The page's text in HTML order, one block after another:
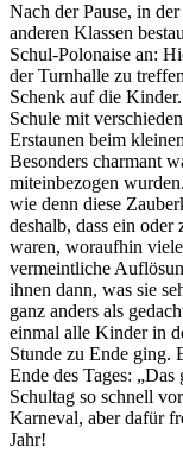
Nach der Pause, in
anderen Klassen
Schul-Polonaise an:
der Turnhalle zu
Schenk auf die
Schule mit
Erstaunen beim
Besonders charmant
miteinbezogen
wie denn diese
deshalb, dass ein
waren, woraufhin
vermeintliche
ihnen dann, was sie
ganz anders als
einmal alle Kinder in
Stunde zu Ende ging.
Ende des Tages:
Schultag so schnell
Karneval, aber dafür
Jahr!